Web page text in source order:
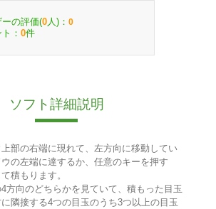
ーの評価(0 人)： 0
： 0件
ソフト詳細説明
部の右端に現れて、左方向に移動してい
の左端に達するか、任意のキーを押す
積もります。
方向のどちらかを見ていて、積もった目玉
隣接する4つの目玉のうち3つ以上の目玉